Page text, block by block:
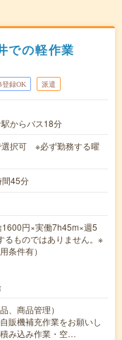
での軽作業
登録OK 派遣
からバス18分
選択可 ※必ず勤務する曜
45分
円×実働7h45m×週5
るものではありません。※
条件有）
、商品管理）
販機補充作業をお願いし
み込み作業・空…